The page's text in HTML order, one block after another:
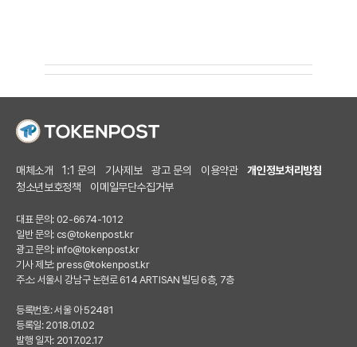
매체소개 1:1 문의 기사제보 광고 문의 이용약관
개인정보처리방침
청소년보호정책
이메일무단수집거부
대표 문의: 02-6674-1012
일반 문의: cs@tokenpost.kr
광고 문의: info@tokenpost.kr
기사 제보: press@tokenpost.kr
주소: 서울시 강남구 논현로 614 ARTISAN 빌딩 6층, 7층
등록번호: 서울 아 52481
등록일: 2018.01.02
발행 일자: 2017.02.17